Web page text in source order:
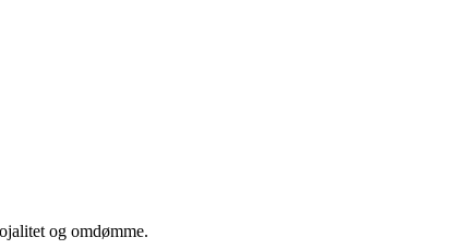
og omdømme.